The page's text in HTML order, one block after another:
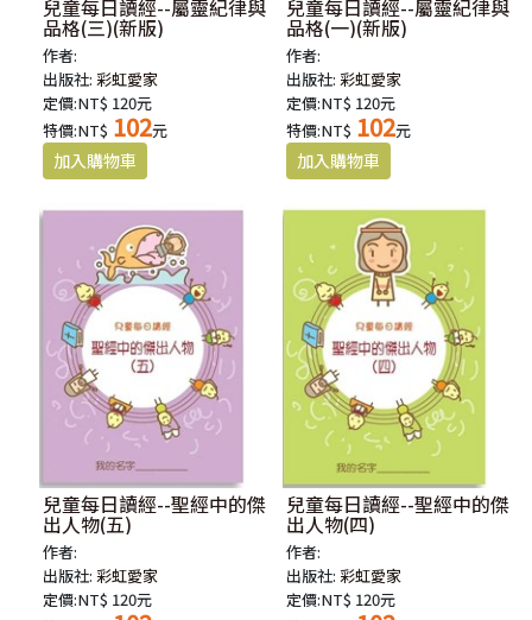
兒童每日讀經--屬靈紀律與
品格(三)(新版)
作者:
出版社:彩虹愛家
定價:NT$ 120元
特價:NT$ 102元
兒童每日讀經--屬靈紀律與
品格(一)(新版)
作者:
出版社:彩虹愛家
定價:NT$ 120元
特價:NT$ 102元
兒童每日讀經--聖經中的傑
出人物(五)
作者:
出版社:彩虹愛家
定價:NT$ 120元
兒童每日讀經--聖經中的傑
出人物(四)
作者:
出版社:彩虹愛家
定價:NT$ 120元